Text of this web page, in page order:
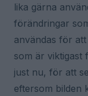
lika gärna
förändringar
användas för
som är viktigast
just nu, för att
eftersom bilden